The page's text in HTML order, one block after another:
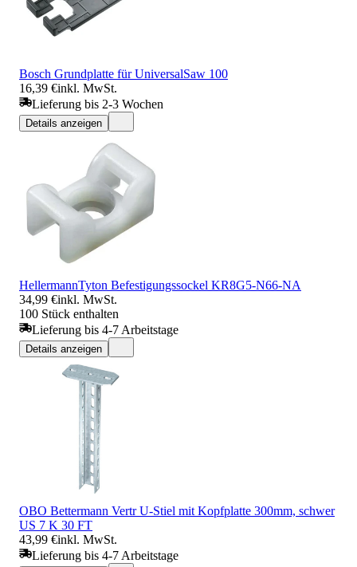
Bosch Grundplatte für UniversalSaw 100
16,39 €inkl. MwSt.
Lieferung bis 2-3 Wochen
Details anzeigen
HellermannTyton Befestigungssockel KR8G5-N66-NA
34,99 €inkl. MwSt.
100 Stück enthalten
Lieferung bis 4-7 Arbeitstage
Details anzeigen
OBO Bettermann Vertr U-Stiel mit Kopfplatte 300mm, schwer
US 7 K 30 FT
43,99 €inkl. MwSt.
Lieferung bis 4-7 Arbeitstage